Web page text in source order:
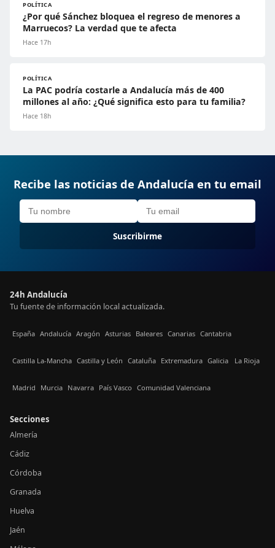
POLÍTICA
¿Por qué Sánchez bloquea el regreso de menores a
Marruecos? La verdad que te afecta
Hace 17h
POLÍTICA
La PAC podría costarle a Andalucía más de 400
millones al año: ¿Qué significa esto para tu familia?
Hace 18h
Recibe las noticias de Andalucía en tu email
Suscribirme
24h Andalucía
Tu fuente de información local actualizada.
España Andalucía Aragón Asturias Baleares Canarias Cantabria
Castilla La-Mancha Castilla y León Cataluña Extremadura Galicia La Rioja
Madrid Murcia Navarra País Vasco Comunidad Valenciana
Secciones
Almería
Cádiz
Córdoba
Granada
Huelva
Jaén